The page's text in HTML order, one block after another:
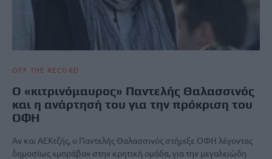
OFF THE RECORD
Ο «κιτρινόμαυρος» Παντελής Θαλασσινός
και η ανάρτησή του για την πρόκριση του
ΟΦΗ
Αν και ΑΕΚτζής, ο Παντελής Θαλασσινός στήριξε ΟΦΗ λέγοντας
δημοσίως «μπράβο» στην κρητική ομάδα, για την μεγαλειώδη